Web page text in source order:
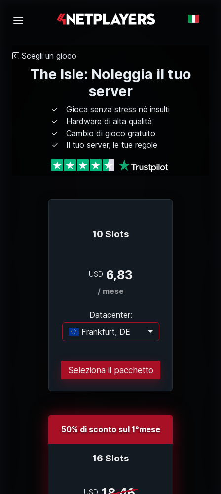
Scegli un gioco
The Isle: Noleggia il tuo
server
Gioca senza stress né insulti
Hardware di alta qualità
Cambio di gioco gratuito
Il tuo server, le tue regole
10 Slots
USD 6,83
/ mese
Datacenter:
Frankfurt, DE
Caricamento..
Seleziona il pacchetto
50% di sconto sul 1°mese
16 Slots
USD